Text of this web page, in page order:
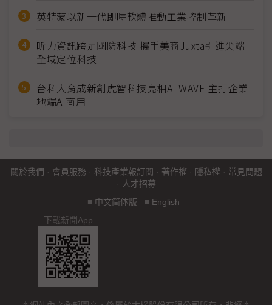
英特蒙以新一代即時軟體推動工業控制革新
昕力資訊跨足國防科技 攜手美商Juxta引進尖端
全域定位科技
台科大育成新創虎智科技亮相AI WAVE 主打企業
地端AI商用
關於我們 · 會員服務 · 科技產業報訂閱 · 著作權 · 隱私權 · 常見問題
· 人才招募
■ 中文简体版 ■ English
下載新聞App